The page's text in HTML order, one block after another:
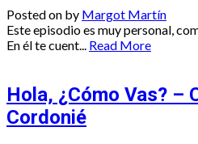
Posted on by Margot Martín
Este episodio es muy personal,
En él te cuent...
Read More
Hola, ¿Cómo Vas? –
Cordonié